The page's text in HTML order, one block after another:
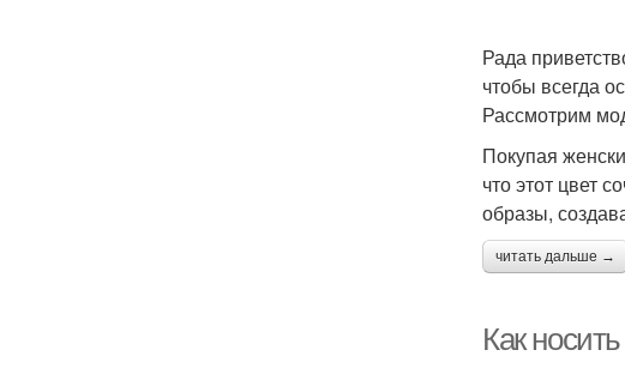
Рада
чтобы всегда
Рассмотрим
Покупая
что этот цвет
образы,
читать дальше →
Как